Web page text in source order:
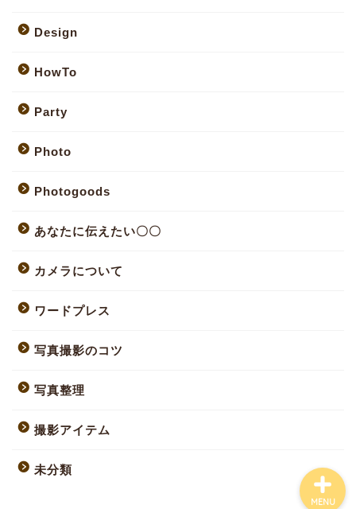
Design
HowTo
Party
Photo
Photogoods
あなたに伝えたい〇〇
カメラについて
ワードプレス
写真撮影のコツ
写真整理
撮影アイテム
未分類
MENU